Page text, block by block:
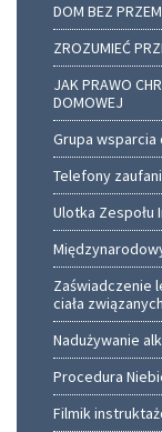
DOM BEZ
ZROZUMIEĆ
JAK PRAWO
DOMOWEJ
Grupa
Telefony
Ulotka Zespołu
Zaświadczenie
ciała
Nadużywanie
Procedura
Filmik